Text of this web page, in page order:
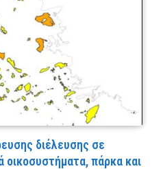
διέλευσης σε
οικοσυστήματα, πάρκα και